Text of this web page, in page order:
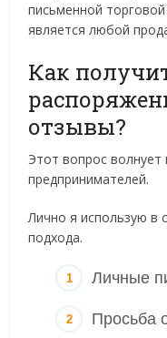
письменной
является любой
Как
отзывы?
Этот вопрос волнует
предпринимателей.
Лично я использую в
подхода.
Личные
Просьба